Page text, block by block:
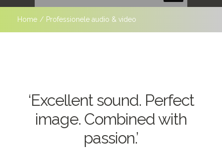
Home / Professionele audio & video
‘Excellent sound. Perfect
image. Combined with
passion.’